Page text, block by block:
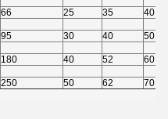
66 25 35 40
95 30 40 50
180 40 52 60
250 50 62 70